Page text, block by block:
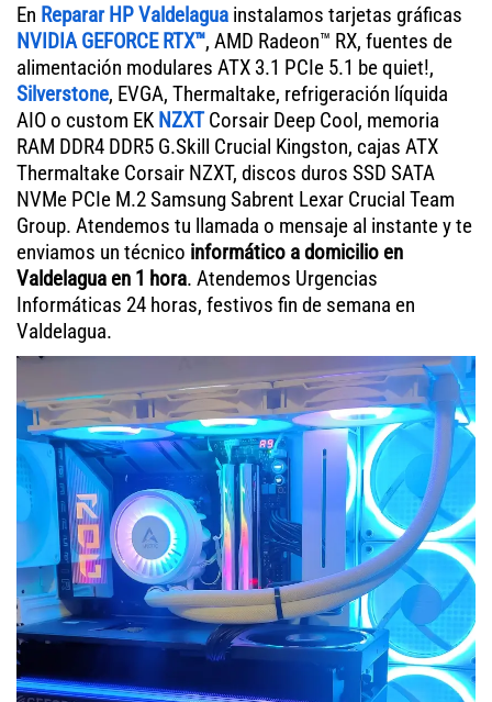
En Reparar HP Valdelagua instalamos tarjetas gráficas
NVIDIA GEFORCE RTX™, AMD Radeon™ RX, fuentes de
alimentación modulares ATX 3.1 PCIe 5.1 be quiet!,
Silverstone, EVGA, Thermaltake, refrigeración líquida
AIO o custom EK NZXTCorsair Deep Cool, memoria
RAM DDR4 DDR5 G.Skill Crucial Kingston, cajas ATX
Thermaltake Corsair NZXT, discos duros SSD SATA
NVMe PCIe M.2 Samsung Sabrent Lexar Crucial Team
Group. Atendemos tu llamada o mensaje al instante y te
enviamos un técnico informático a domicilio en
Valdelagua en 1 hora. Atendemos Urgencias
Informáticas 24 horas, festivos fin de semana en
Valdelagua.